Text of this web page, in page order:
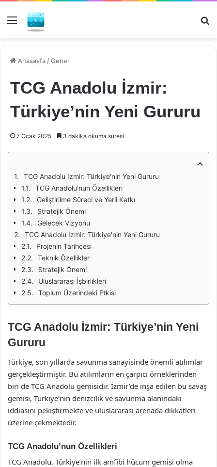
Menü
Anasayfa /Genel
TCG Anadolu İzmir:
Türkiye’nin Yeni Gururu
7 Ocak 2025 3 dakika okuma süresi
TCG Anadolu İzmir: Türkiye'nin Yeni Gururu
TCG Anadolu'nun Özellikleri
Geliştirilme Süreci ve Yerli Katkı
Stratejik Önemi
Gelecek Vizyonu
TCG Anadolu İzmir: Türkiye'nin Yeni Gururu
Projenin Tarihçesi
Teknik Özellikler
Stratejik Önemi
Uluslararası İşbirlikleri
Toplum Üzerindeki Etkisi
TCG Anadolu İzmir: Türkiye’nin Yeni
Gururu
Türkiye, son yıllarda savunma sanayisinde önemli atılımlar
gerçekleştirmiştir. Bu atılımların en çarpıcı örneklerinden
biri de TCG Anadolu gemisidir. İzmir’de inşa edilen bu savaş
gemisi, Türkiye’nin denizcilik ve savunma alanındaki
iddiasını pekiştirmekte ve uluslararası arenada dikkatleri
üzerine çekmektedir.
TCG Anadolu’nun Özellikleri
TCG Anadolu, Türkiye’nin ilk amfibi hücum gemisi olma